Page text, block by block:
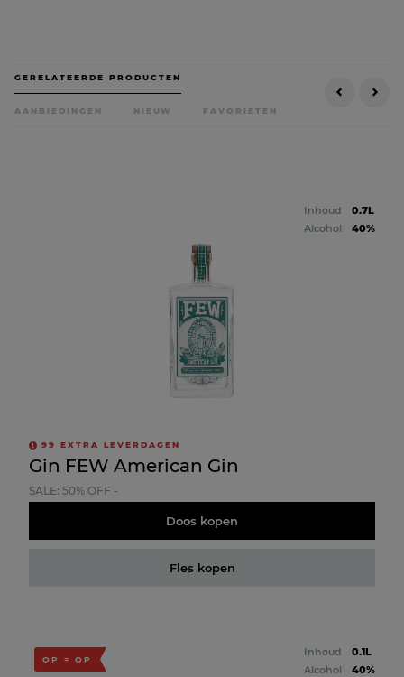
GERELATEERDE PRODUCTEN
AANBIEDINGEN NIEUW FAVORIETEN
Inhoud
0.7L
Alcohol
40%
99 EXTRA LEVERDAGEN
Gin FEW American Gin
SALE: 50% OFF -
Doos kopen
Fles kopen
OP = OP
Inhoud
0.1L
Alcohol
40%